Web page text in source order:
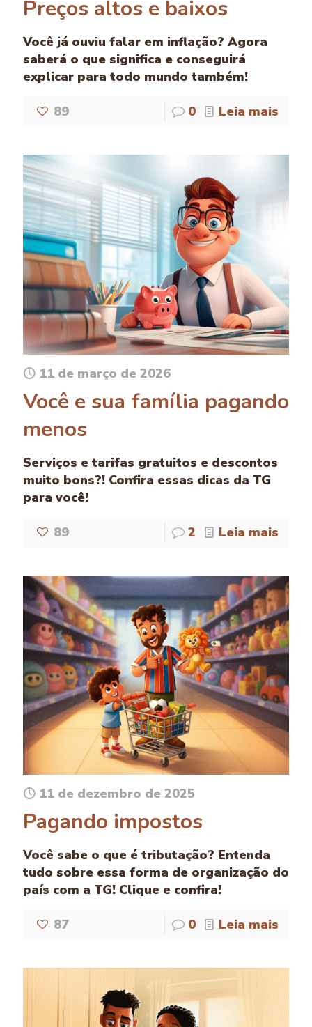
Preços altos e baixos
Você já ouviu falar em inflação? Agora
saberá o que significa e conseguirá
explicar para todo mundo também!
89 0 Leia mais
11 de março de 2026
Você e sua família pagando
menos
Serviços e tarifas gratuitos e descontos
muito bons?! Confira essas dicas da TG
para você!
89 2 Leia mais
11 de dezembro de 2025
Pagando impostos
Você sabe o que é tributação? Entenda
tudo sobre essa forma de organização do
país com a TG! Clique e confira!
87 0 Leia mais